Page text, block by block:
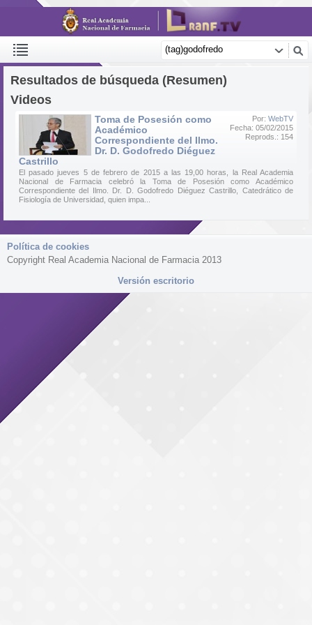
Resultados de búsqueda (Resumen)
Videos
Por: WebTV
Fecha: 05/02/2015
Reprods.: 154
Toma de Posesión como
Académico
Correspondiente del Ilmo.
Dr. D. Godofredo Diéguez
Castrillo
El pasado jueves 5 de febrero de 2015 a las 19,00 horas, la Real Academia
Nacional de Farmacia celebró la Toma de Posesión como Académico
Correspondiente del Ilmo. Dr. D. Godofredo Diéguez Castrillo, Catedrático de
Fisiología de Universidad, quien impa...
Política de cookies
Copyright Real Academia Nacional de Farmacia 2013
Versión escritorio